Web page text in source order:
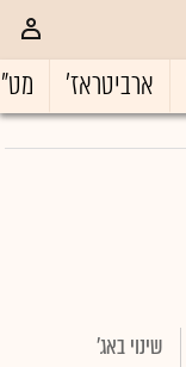
ארביטראז'
שינוי באג'